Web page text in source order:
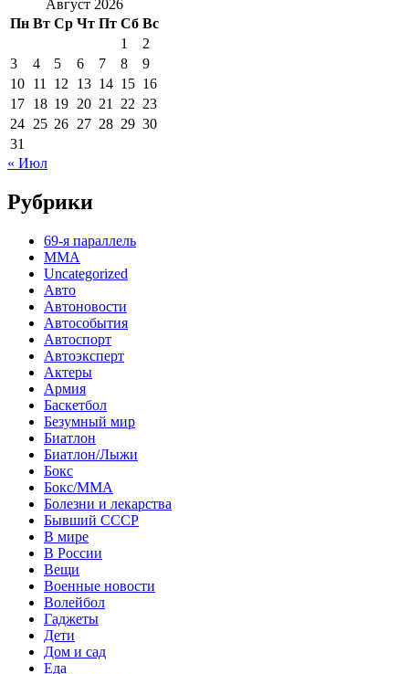
Август 2026
Пн Вт Ср Чт Пт Сб Вс
1
2
3
4 5 6 7 8
9
10 11 12 13 14 15 16
17 18 19 20 21 22 23
24 25 26 27 28 29 30
31
« Июл
Рубрики
69-я параллель
MMA
Uncategorized
Авто
Автоновости
Автособытия
Автоспорт
Автоэксперт
Актеры
Армия
Баскетбол
Безумный мир
Биатлон
Биатлон/Лыжи
Бокс
Бокс/MMA
Болезни и лекарства
Бывший СССР
В мире
В России
Вещи
Военные новости
Волейбол
Гаджеты
Дети
Дом и сад
Еда